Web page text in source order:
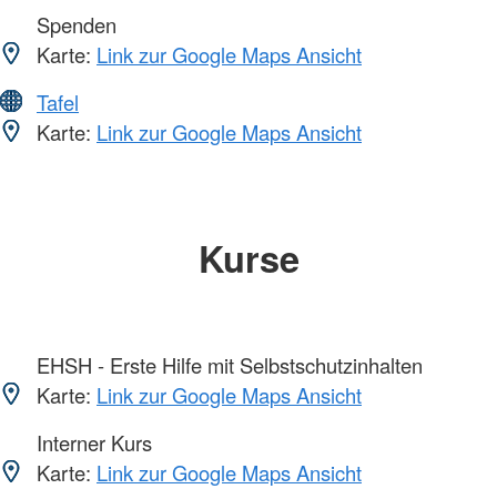
Spenden
Karte: Link zur Google Maps Ansicht
Tafel
Karte: Link zur Google Maps Ansicht
Kurse
EHSH - Erste Hilfe mit Selbstschutzinhalten
Karte: Link zur Google Maps Ansicht
Interner Kurs
Karte: Link zur Google Maps Ansicht